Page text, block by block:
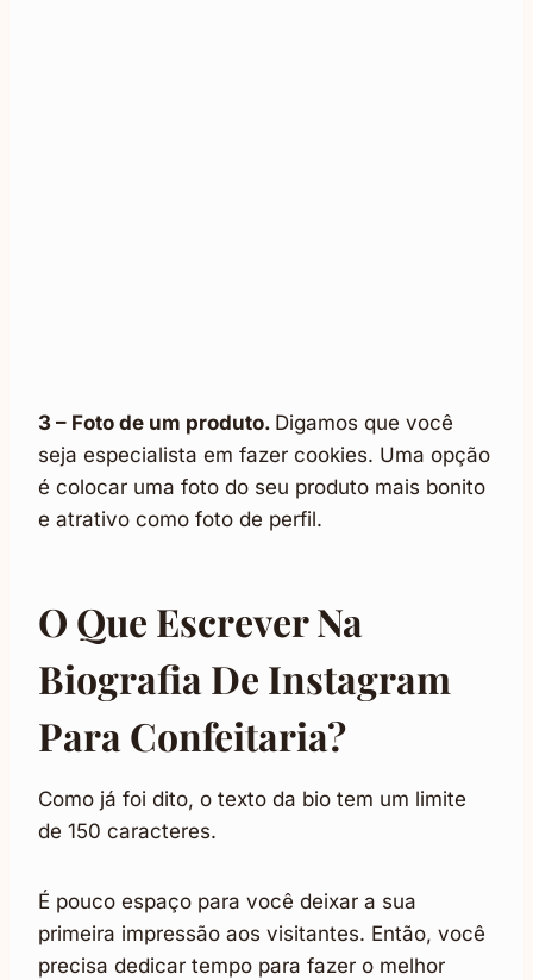
3 – Foto de um produto. Digamos que você
seja especialista em fazer cookies. Uma opção
é colocar uma foto do seu produto mais bonito
e atrativo como foto de perfil.
O Que Escrever Na
Biografia De Instagram
Para Confeitaria?
Como já foi dito, o texto da bio tem um limite
de 150 caracteres.
É pouco espaço para você deixar a sua
primeira impressão aos visitantes. Então, você
precisa dedicar tempo para fazer o melhor